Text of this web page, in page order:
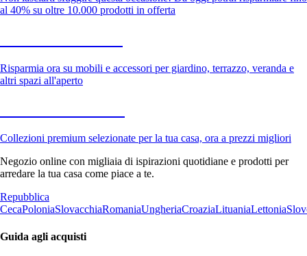
al 40% su oltre 10.000 prodotti in offerta
Risparmia ora su mobili e accessori per giardino, terrazzo, veranda e
altri spazi all'aperto
Collezioni premium selezionate per la tua casa, ora a prezzi migliori
Negozio online con migliaia di ispirazioni quotidiane e prodotti per
arredare la tua casa come piace a te.
Repubblica
CecaPoloniaSlovacchiaRomaniaUngheriaCroaziaLituaniaLettonia
Guida agli acquisti